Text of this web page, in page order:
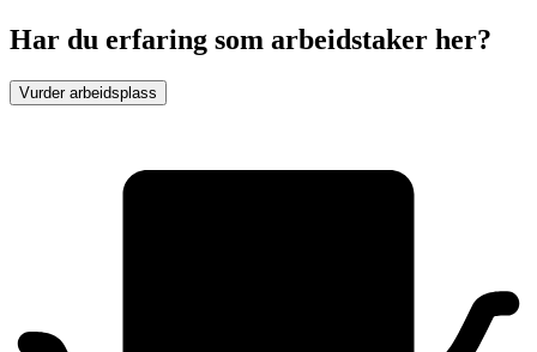
Har du erfaring som arbeidstaker her?
Vurder arbeidsplass